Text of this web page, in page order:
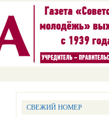
СВЕЖИЙ НОМЕР